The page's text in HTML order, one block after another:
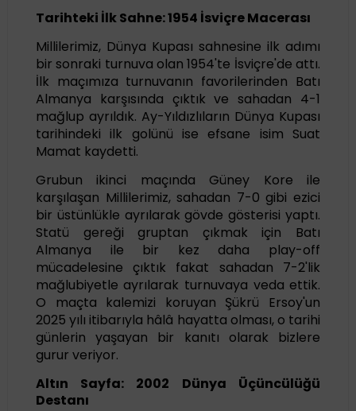
Tarihteki İlk Sahne: 1954 İsviçre Macerası
Millilerimiz, Dünya Kupası sahnesine ilk adımı
bir sonraki turnuva olan 1954'te İsviçre'de attı.
İlk maçımıza turnuvanın favorilerinden Batı
Almanya karşısında çıktık ve sahadan 4-1
mağlup ayrıldık. Ay-Yıldızlıların Dünya Kupası
tarihindeki ilk golünü ise efsane isim Suat
Mamat kaydetti.
Grubun ikinci maçında Güney Kore ile
karşılaşan Millilerimiz, sahadan 7-0 gibi ezici
bir üstünlükle ayrılarak gövde gösterisi yaptı.
Statü gereği gruptan çıkmak için Batı
Almanya ile bir kez daha play-off
mücadelesine çıktık fakat sahadan 7-2'lik
mağlubiyetle ayrılarak turnuvaya veda ettik.
O maçta kalemizi koruyan Şükrü Ersoy'un
2025 yılı itibarıyla hâlâ hayatta olması, o tarihi
günlerin yaşayan bir kanıtı olarak bizlere
gurur veriyor.
Altın Sayfa: 2002 Dünya Üçüncülüğü
Destanı